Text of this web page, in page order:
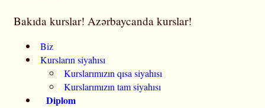
Bakıda kurslar! Azərbaycanda kurslar!
Biz
Kursların siyahısı
Kurslarımızın qısa siyahısı
Kurslarımızın tam siyahısı
Diplom